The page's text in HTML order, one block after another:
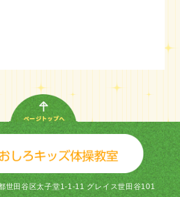
世田谷区太子堂1-1-11 グレイス世田谷101